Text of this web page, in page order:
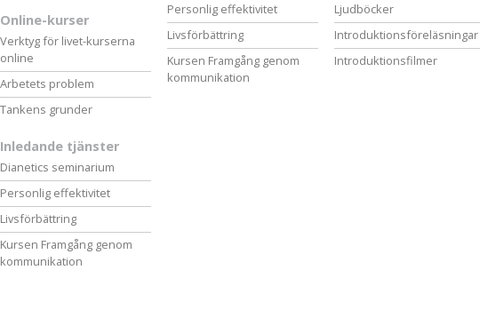
Online-kurser
Verktyg för livet-kurserna
online
Arbetets problem
Tankens grunder
Inledande tjänster
Dianetics seminarium
Personlig effektivitet
Livsförbättring
Kursen Framgång genom
kommunikation
Personlig effektivitet
Livsförbättring
Kursen Framgång genom
kommunikation
Ljudböcker
Introduktionsföreläsningar
Introduktionsfilmer